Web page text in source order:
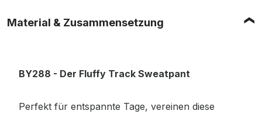
Material & Zusammensetzung
BY288 - Der Fluffy Track Sweatpant
Perfekt für entspannte Tage, vereinen diese